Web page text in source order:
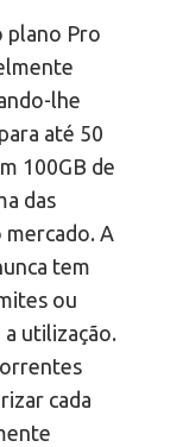
plano Pro
lhe
até 50
100GB de
das
mercado. A
tem
ou
utilização.
cada